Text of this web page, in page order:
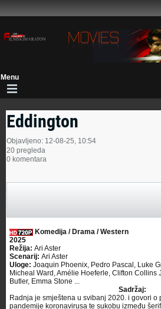
Eddington
Objavljeno: 12-08-25, 10:54
20 pregleda
0 komentara
Komedija / Drama / Western
2025
Režija: Ari Aster
Scenarij: Ari Aster
Uloge: Joaquin Phoenix, Pedro Pascal, Luke
Micheal Ward, Amélie Hoeferle, Clifton Collins
Butler, Emma Stone ...
Sadržaj:
Radnja je smještena u svibanj 2020. i govori o
pandemije koronavirusa te sukobu između